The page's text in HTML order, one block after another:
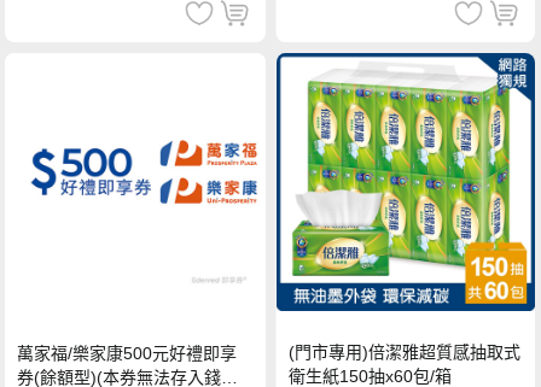
萬家福/樂家康500元好禮即享
券(餘額型)(本券無法存入錢包
(門市專用)倍潔雅超質感抽取式
衛生紙150抽x60包/箱